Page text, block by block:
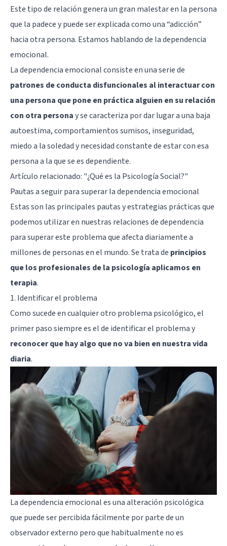
Este tipo de relación genera un gran malestar en la persona
que la padece y puede ser explicada como una “adicción”
hacia otra persona. Estamos hablando de la dependencia
emocional.
La dependencia emocional consiste en una serie de
patrones de conducta disfuncionales al interactuar con
una persona que pone en práctica alguien en su relación
con otra personay se caracteriza por dar lugar a una baja
autoestima, comportamientos sumisos, inseguridad,
miedo a la soledad y necesidad constante de estar con esa
persona a la que se es dependiente.
Artículo relacionado: "¿Qué es la Psicología Social?"
Pautas a seguir para superar la dependencia emocional
Estas son las principales pautas y estrategias prácticas que
podemos utilizar en nuestras relaciones de dependencia
para superar este problema que afecta diariamente a
millones de personas en el mundo. Se trata de principios
que los profesionales de la psicología aplicamos en
terapia.
1. Identificar el problema
Como sucede en cualquier otro problema psicológico, el
primer paso siempre es el de identificar el problema y
reconocer que hay algo que no va bien en nuestra vida
diaria.
La dependencia emocional es una alteración psicológica
que puede ser percibida fácilmente por parte de un
observador externo pero que habitualmente no es